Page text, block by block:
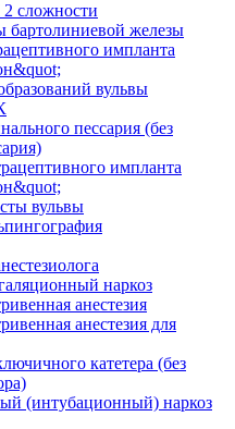
сложности
бартолиниевой железы
импланта
вульвы
пессария (без
импланта
вульвы
наркоз
анестезия
анестезия для
катетера (без
(интубационный) наркоз